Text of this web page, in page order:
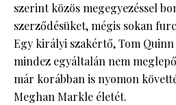
szerint közös megegyezéssel
szerződésüket, mégis sokan
Egy királyi szakértő, Tom
mindez egyáltalán nem
már korábban is nyomon
Meghan Markle életét.